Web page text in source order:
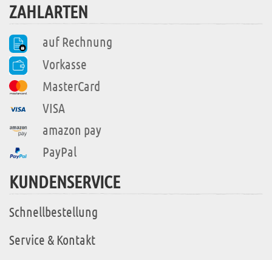
ZAHLARTEN
auf Rechnung
Vorkasse
MasterCard
VISA
amazon pay
PayPal
KUNDENSERVICE
Schnellbestellung
Service & Kontakt